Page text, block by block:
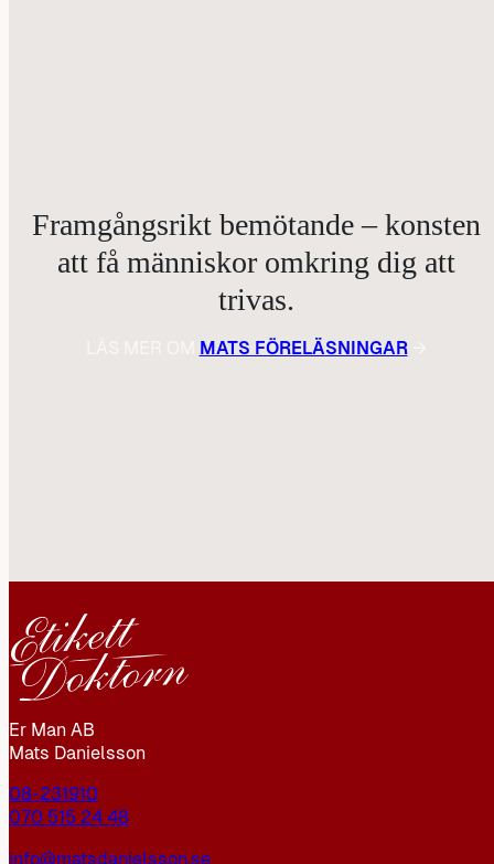
Framgångsrikt bemötande – konsten
att få människor omkring dig att
trivas.
MATS FÖRELÄSNINGAR→
Er Man AB
Mats Danielsson
08-231910
070 515 24 48
info@matsdanielsson.se